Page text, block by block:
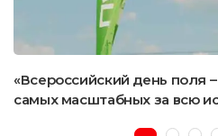
«Всероссийский день поля
самых масштабных за всю